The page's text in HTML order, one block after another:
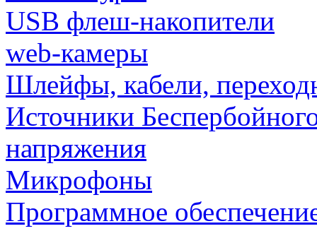
USB флеш-накопители
web-камеры
Шлейфы, кабели,
Источники
напряжения
Микрофоны
Программное